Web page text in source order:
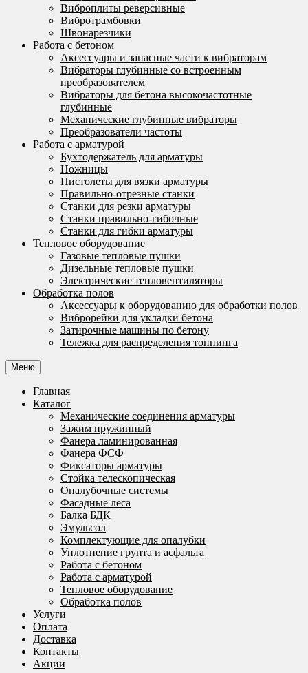
Виброплиты реверсивные
Вибротрамбовки
Швонарезчики
Работа с бетоном
Аксессуары и запасные части к вибраторам
Вибраторы глубинные со встроенным
преобразователем
Вибраторы для бетона высокочастотные
глубинные
Механические глубинные вибраторы
Преобразователи частоты
Работа с арматурой
Бухтодержатель для арматуры
Ножницы
Пистолеты для вязки арматуры
Правильно-отрезные станки
Станки для резки арматуры
Станки правильно-гибочные
Станки для гибки арматуры
Тепловое оборудование
Газовые тепловые пушки
Дизельные тепловые пушки
Электрические тепловентиляторы
Обработка полов
Аксессуары к оборудованию для обработки полов
Виброрейки для укладки бетона
Затирочные машины по бетону
Тележка для распределения топпинга
Меню
Главная
Каталог
Механические соединения арматуры
Зажим пружинный
Фанера ламинированная
Фанера ФСФ
Фиксаторы арматуры
Стойка телескопическая
Опалубочные системы
Фасадные леса
Балка БДК
Эмульсол
Комплектующие для опалубки
Уплотнение грунта и асфальта
Работа с бетоном
Работа с арматурой
Тепловое оборудование
Обработка полов
Услуги
Оплата
Доставка
Контакты
Акции